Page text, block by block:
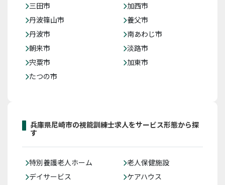
三田市
加西市
丹波篠山市
養父市
丹波市
南あわじ市
朝来市
淡路市
宍粟市
加東市
たつの市
兵庫県尼崎市の視能訓練士求人をサービス形態から探
す
特別養護老人ホーム
老人保健施設
デイサービス
ケアハウス